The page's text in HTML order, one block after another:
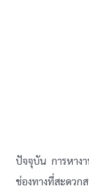
ปัจจุบัน การหาง
ช่องทางที่สะดวก